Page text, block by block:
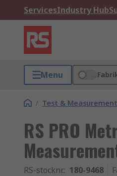
ServicesIndustry Hub
Menu
/ Test & Measurement
RS PRO
RS-stocknr.: 180-9468